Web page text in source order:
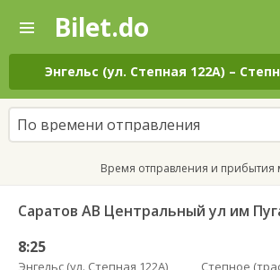
—
Поиск
и
покупка
билетов
на
автобус
онлайн
Bilet.do
Энгельс (ул. Степная 122А) – Степное
По времени отправления
Время отправления и прибытия
8:25
Энгельс (ул. Степная 122А)